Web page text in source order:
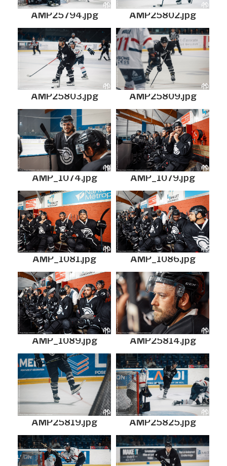
AMP25794.jpg AMP25802.jpg
AMP25803.jpg AMP25809.jpg
AMP_1074.jpg AMP_1079.jpg
AMP_1081.jpg AMP_1086.jpg
AMP_1089.jpg AMP25814.jpg
AMP25819.jpg AMP25825.jpg